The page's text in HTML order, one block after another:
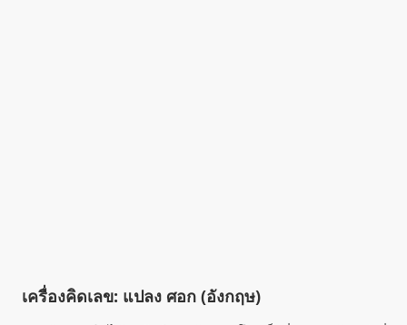
เครื่องคิดเลข: แปลง ศอก (อังกฤษ)